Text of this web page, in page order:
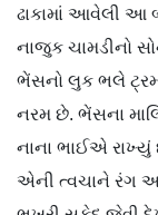
ઢાકામાં આવેલી
નાજુક ચામડીનો
ભેંસનો લુક ભલે
નરમ છે. ભેંસના
નાના ભાઈએ
એની ત્વચાને રંગ